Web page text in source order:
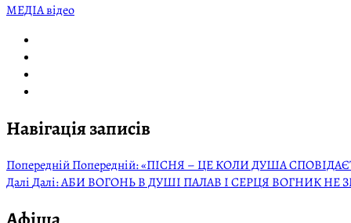
МЕДІА відео
Навігація записів
ПопереднійПопередній:«ПІСНЯ – ЦЕ КОЛИ ДУША
ДаліДалі:АБИ ВОГОНЬ В ДУШІ ПАЛАВ І СЕРЦЯ ВОГНИК НЕ